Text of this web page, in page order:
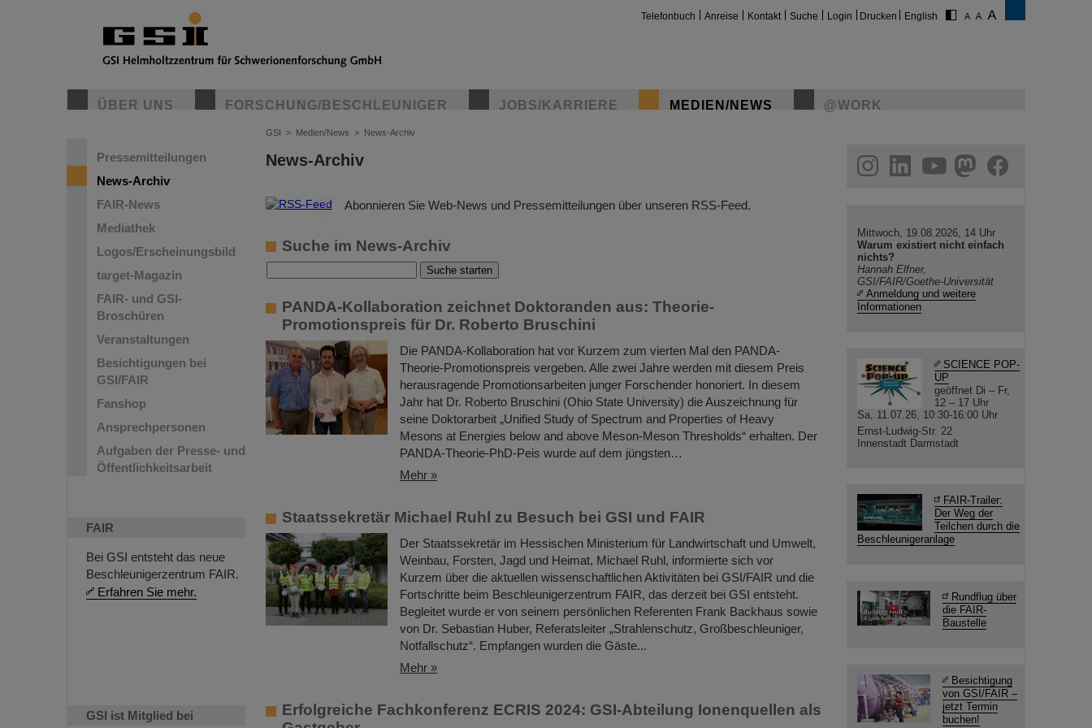
Telefonbuch Anreise Kontakt Suche Login Drucken English
ÜBER UNS FORSCHUNG/BESCHLEUNIGER JOBS/KARRIERE MEDIEN/NEWS @WORK
Pressemitteilungen
News-Archiv
FAIR-News
Mediathek
Logos/Erscheinungsbild
target-Magazin
FAIR- und GSI-
Broschüren
Veranstaltungen
Besichtigungen bei
GSI/FAIR
Fanshop
Ansprechpersonen
Aufgaben der Presse- und
Öffentlichkeitsarbeit
FAIR
Bei GSI entsteht das neue
Beschleunigerzentrum FAIR.
Erfahren Sie mehr.
GSI ist Mitglied bei
GSI > Medien/News > News-Archiv
News-Archiv
© Abonnieren Sie Web-News und Pressemitteilungen über unseren RSS-Feed.
Suche im News-Archiv
PANDA-Kollaboration zeichnet Doktoranden aus: Theorie-
Promotionspreis für Dr. Roberto Bruschini
Die PANDA-Kollaboration hat vor Kurzem zum vierten Mal den PANDA-
Theorie-Promotionspreis vergeben. Alle zwei Jahre werden mit diesem Preis
herausragende Promotionsarbeiten junger Forschender honoriert. In diesem
Jahr hat Dr. Roberto Bruschini (Ohio State University) die Auszeichnung für
seine Doktorarbeit „Unified Study of Spectrum and Properties of Heavy
Mesons at Energies below and above Meson-Meson Thresholds“ erhalten. Der
PANDA-Theorie-PhD-Peis wurde auf dem jüngsten…
Mehr »
Staatssekretär Michael Ruhl zu Besuch bei GSI und FAIR
Der Staatssekretär im Hessischen Ministerium für Landwirtschaft und Umwelt,
Weinbau, Forsten, Jagd und Heimat, Michael Ruhl, informierte sich vor
Kurzem über die aktuellen wissenschaftlichen Aktivitäten bei GSI/FAIR und die
Fortschritte beim Beschleunigerzentrum FAIR, das derzeit bei GSI entsteht.
Begleitet wurde er von seinem persönlichen Referenten Frank Backhaus sowie
von Dr. Sebastian Huber, Referatsleiter „Strahlenschutz, Großbeschleuniger,
Notfallschutz“. Empfangen wurden die Gäste...
Mehr »
Erfolgreiche Fachkonferenz ECRIS 2024: GSI-Abteilung Ionenquellen als
helmholtz.social
facebook
Mittwoch, 19.08.2026, 14 Uhr
Warum existiert nicht einfach
nichts?
Hannah Elfner,
GSI/FAIR/Goethe-Universität
Anmeldung und weitere
Informationen
SCIENCE POP-
UP
geöffnet Di – Fr,
12 – 17 Uhr
Sa, 11.07.26, 10:30-16:00 Uhr
Ernst-Ludwig-Str. 22
Innenstadt Darmstadt
FAIR-Trailer:
Der Weg der
Teilchen durch die
Beschleunigeranlage
Rundflug über
die FAIR-
Baustelle
Besichtigung
von GSI/FAIR –
jetzt Termin
buchen!